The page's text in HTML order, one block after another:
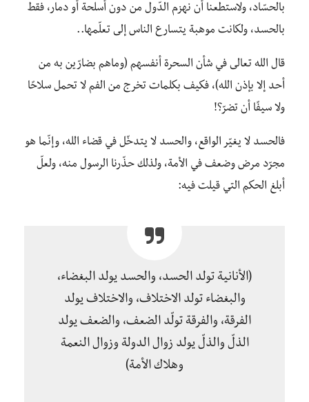
بالحسّاد، ولاستطعنا أن نهزم الدّول من دون أسلحة أو دمار، فقط
بالحسد، ولكانت موهبة يتسارع الناس إلى تعلّمها..
قال الله تعالى في شأن السحرة أنفسهم (وماهم بضارّين به من
أحد إلا بإذن الله)، فكيف بكلمات تخرج من الفم لا تحمل سلاحًا
ولا سيفًا أن تضرّ؟!
فالحسد لا يغيّر الواقع، والحسد لا يتدخّل في قضاء الله، وإنّما هو
مجرّد مرض وضعف في الأمة، ولذلك حذّرنا الرسول منه، ولعلّ
أبلغ الحكم التي قيلت فيه:
(الأنانية تولد الحسد، والحسد يولد البغضاء،
والبغضاء تولد الاختلاف، والاختلاف يولد
الفرقة، والفرقة تولّد الضعف، والضعف يولد
الذلّ والذلّ يولد زوال الدولة وزوال النعمة
وهلاك الأمة)